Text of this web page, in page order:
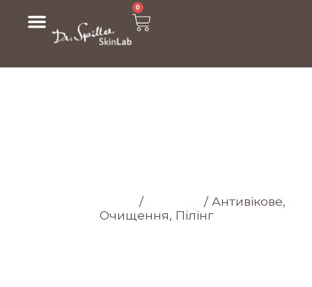
0
/ / Антивікове,
Очищення, Пілінг